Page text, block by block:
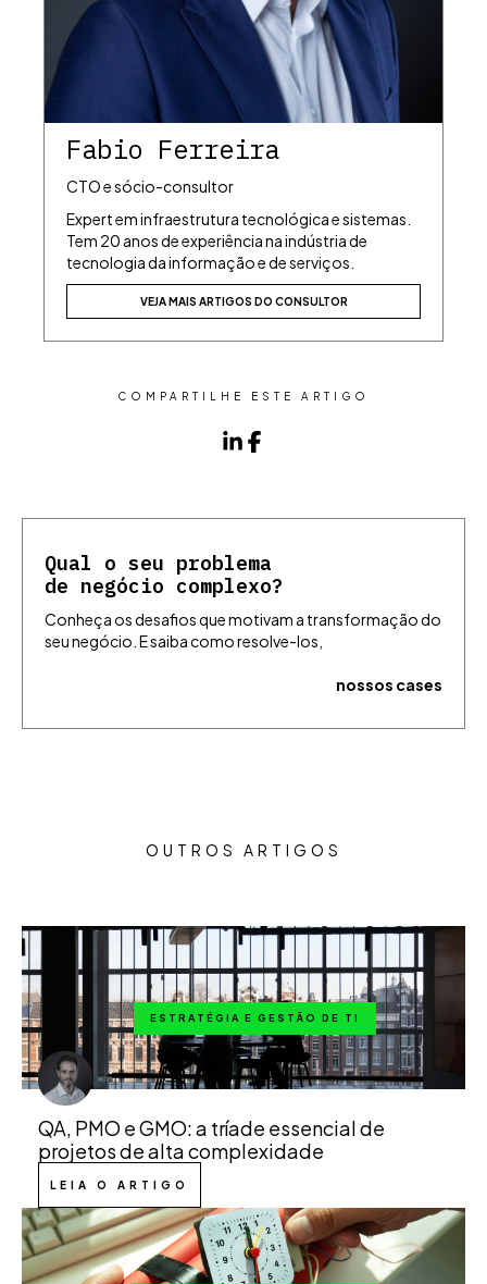
Fabio Ferreira
CTO e sócio-consultor
Expert em infraestrutura tecnológica e sistemas.
Tem 20 anos de experiência na indústria de
tecnologia da informação e de serviços.
VEJA MAIS ARTIGOS DO CONSULTOR
COMPARTILHE ESTE ARTIGO
Qual o seu problema
de negócio complexo?
Conheça os desafios que motivam a transformação do
seu negócio. E saiba como resolve-los,
nossos cases
OUTROS ARTIGOS
ESTRATÉGIA E GESTÃO DE TI
QA, PMO e GMO: a tríade essencial de
projetos de alta complexidade
LEIA O ARTIGO